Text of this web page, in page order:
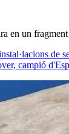
en un
de
campió